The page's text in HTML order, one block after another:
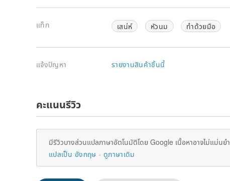
แท็ก เสน่ห์ หัวนม ทำด้วยมือ
แจ้งปัญหา รายงานสินค้าชิ้นนี้
คะแนนรีวิว
มีรีวิวบางส่วนแปลภาษาอัตโนมัติโดย Google เนื้อหาอาจไม่แม่นยำ
แปลเป็น อังกฤษ
ดูภาษาเดิม